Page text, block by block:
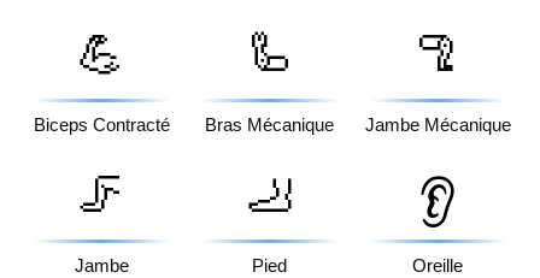
💪
Biceps Contracté
🦾
Bras Mécanique
🦿
Jambe Mécanique
🦵
Jambe
🦶
Pied
👂
Oreille